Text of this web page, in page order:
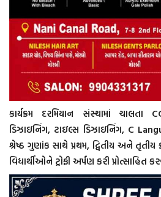
કાર્યક્રમ દરમિયાન સંસ્થામાં ચાલતા
ડિઝાઇનિંગ, ટાઇલ્સ ડિઝાઇનિંગ, C
શ્રેષ્ઠ ગુણાંક સાથે પ્રથમ, દ્વિતીય અને
વિદ્યાર્થીઓને ટ્રોફી અર્પણ કરી પ્રોત્સાહિત